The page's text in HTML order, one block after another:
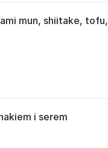
mun, shiitake, tofu,
i serem